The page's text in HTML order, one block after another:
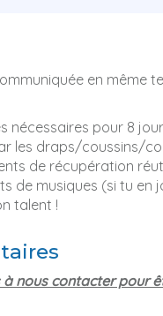
en même
nécessaires pour 8
les draps/coussins/
de récupération
de musiques (si tu
talent !
nous contacter pour